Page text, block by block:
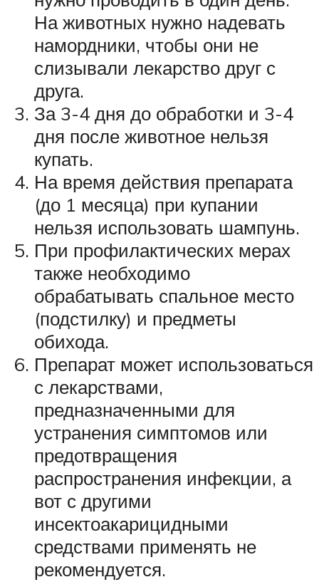
На животных нужно надевать
намордники, чтобы они не
слизывали лекарство друг с
друга.
За 3-4 дня до обработки и 3-4
дня после животное нельзя
купать.
На время действия препарата
(до 1 месяца) при купании
нельзя использовать шампунь.
При профилактических мерах
также необходимо
обрабатывать спальное место
(подстилку) и предметы
обихода.
Препарат может использоваться
с лекарствами,
предназначенными для
устранения симптомов или
предотвращения
распространения инфекции, а
вот с другими
инсектоакарицидными
средствами применять не
рекомендуется.